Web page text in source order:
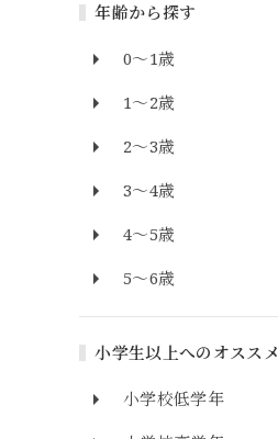
年齢から探す
0～1歳
1～2歳
2～3歳
3～4歳
4～5歳
5～6歳
小学生以上へのオススメ
小学校低学年